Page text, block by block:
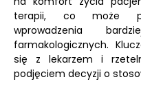
terapii, co może
wprowadzenia
farmakologicznych.
się z lekarzem i
podjęciem decyzji o